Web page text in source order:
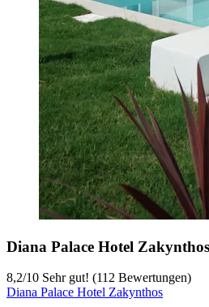
Diana Palace Hotel Zakynthos
8,2/10 Sehr gut! (112 Bewertungen)
Diana Palace Hotel Zakynthos